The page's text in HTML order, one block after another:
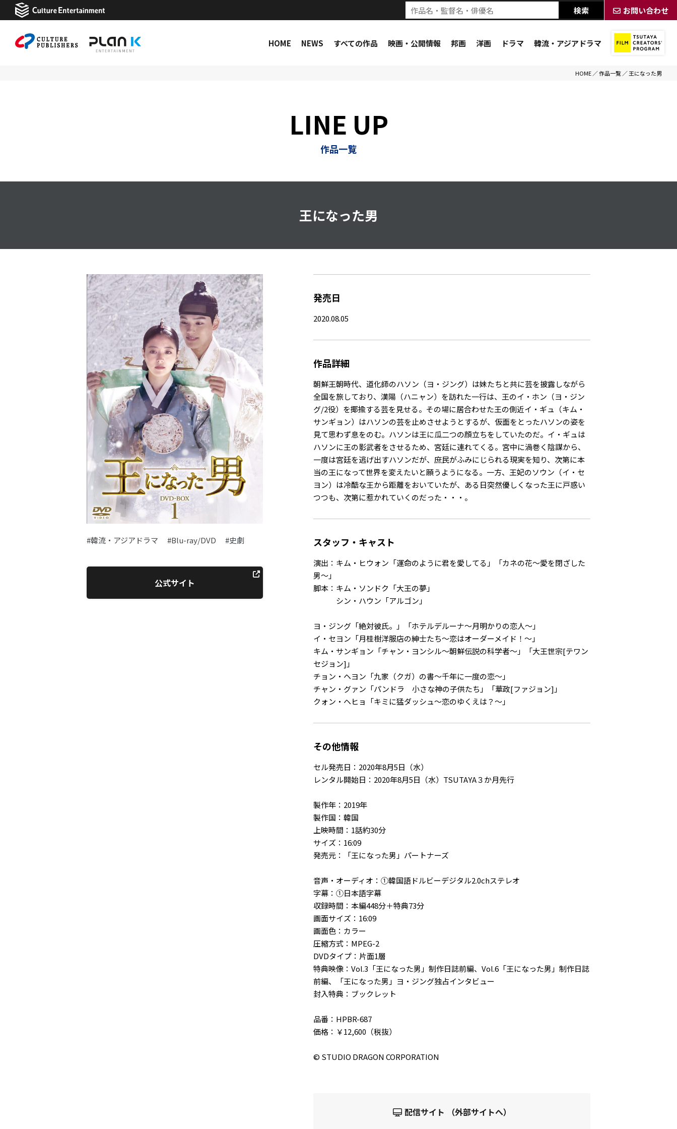
お問い合わせ
HOME NEWS すべての作品 映画・公開情報 邦画 洋画 ドラマ 韓流・アジアドラマ
HOME ／作品一覧 ／王になった男
LINE UP
作品一覧
王になった男
#韓流・アジアドラマ #Blu-ray/DVD #史劇
公式サイト
発売日
2020.08.05
作品詳細
朝鮮王朝時代、道化師のハソン（ヨ・ジング）は妹たちと共に芸を披露しながら
全国を旅しており、漢陽（ハニャン）を訪れた一行は、王のイ・ホン（ヨ・ジン
グ/2役）を揶揄する芸を見せる。その場に居合わせた王の側近イ・ギュ（キム・
サンギョン）はハソンの芸を止めさせようとするが、仮面をとったハソンの姿を
見て思わず息をのむ。ハソンは王に瓜二つの顔立ちをしていたのだ。イ・ギュは
ハソンに王の影武者をさせるため、宮廷に連れてくる。宮中に渦巻く陰謀から、
一度は宮廷を逃げ出すハソンだが、庶民がふみにじられる現実を知り、次第に本
当の王になって世界を変えたいと願うようになる。一方、王妃のソウン（イ・セ
ヨン）は冷酷な王から距離をおいていたが、ある日突然優しくなった王に戸惑い
つつも、次第に惹かれていくのだった・・・。
スタッフ・キャスト
演出：キム・ヒウォン「運命のように君を愛してる」「カネの花～愛を閉ざした
男～」
脚本：キム・ソンドク「大王の夢」
シン・ハウン「アルゴン」
ヨ・ジング「絶対彼氏。」「ホテルデルーナ～月明かりの恋人～」
イ・セヨン「月桂樹洋服店の紳士たち～恋はオーダーメイド！～」
キム・サンギョン「チャン・ヨンシル～朝鮮伝説の科学者～」「大王世宗[テワン
セジョン]」
チョン・ヘヨン「九家（クガ）の書～千年に一度の恋～」
チャン・グァン「パンドラ 小さな神の子供たち」「華政[ファジョン]」
クォン・ヘヒョ「キミに猛ダッシュ～恋のゆくえは？～」
その他情報
セル発売日：2020年8月5日（水）
レンタル開始日：2020年8月5日（水）TSUTAYA３か月先行
製作年：2019年
製作国：韓国
上映時間：1話約30分
サイズ：16:09
発売元：「王になった男」パートナーズ
音声・オーディオ：①韓国語ドルビーデジタル2.0chステレオ
字幕：①日本語字幕
収録時間：本編448分＋特典73分
画面サイズ：16:09
画面色：カラー
圧縮方式：MPEG-2
DVDタイプ：片面1層
特典映像：Vol.3「王になった男」制作日誌前編、Vol.6「王になった男」制作日誌
前編、「王になった男」ヨ・ジング独占インタビュー
封入特典：ブックレット
品番：HPBR-687
価格：￥12,600（税抜）
© STUDIO DRAGON CORPORATION
配信サイト （外部サイトへ）